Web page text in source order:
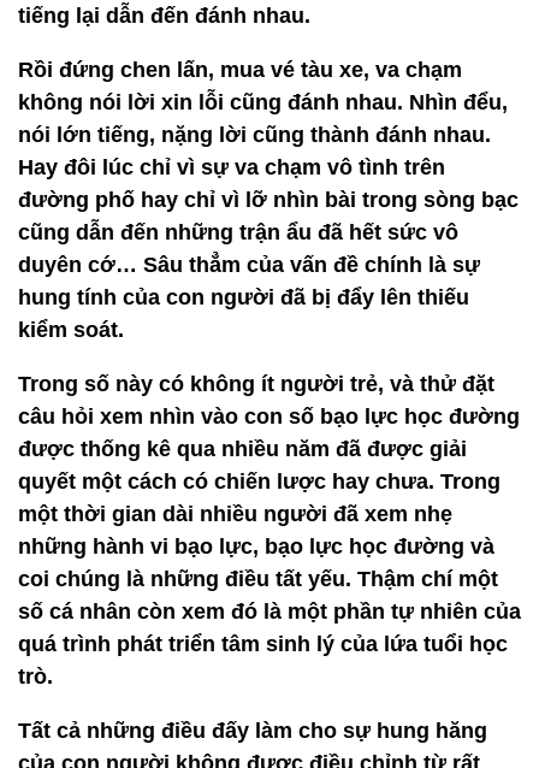
tiếng lại dẫn đến đánh nhau.
Rồi đứng chen lấn, mua vé tàu xe, va chạm
không nói lời xin lỗi cũng đánh nhau. Nhìn đểu,
nói lớn tiếng, nặng lời cũng thành đánh nhau.
Hay đôi lúc chỉ vì sự va chạm vô tình trên
đường phố hay chỉ vì lỡ nhìn bài trong sòng bạc
cũng dẫn đến những trận ẩu đã hết sức vô
duyên cớ… Sâu thẳm của vấn đề chính là sự
hung tính của con người đã bị đẩy lên thiếu
kiểm soát.
Trong số này có không ít người trẻ, và thử đặt
câu hỏi xem nhìn vào con số bạo lực học đường
được thống kê qua nhiều năm đã được giải
quyết một cách có chiến lược hay chưa. Trong
một thời gian dài nhiều người đã xem nhẹ
những hành vi bạo lực, bạo lực học đường và
coi chúng là những điều tất yếu. Thậm chí một
số cá nhân còn xem đó là một phần tự nhiên của
quá trình phát triển tâm sinh lý của lứa tuổi học
trò.
Tất cả những điều đấy làm cho sự hung hăng
của con người không được điều chỉnh từ rất